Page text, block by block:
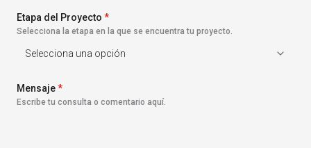
Etapa del Proyecto *
Selecciona la etapa en la que se encuentra tu proyecto.
Mensaje*
Escribe tu consulta o comentario aquí.